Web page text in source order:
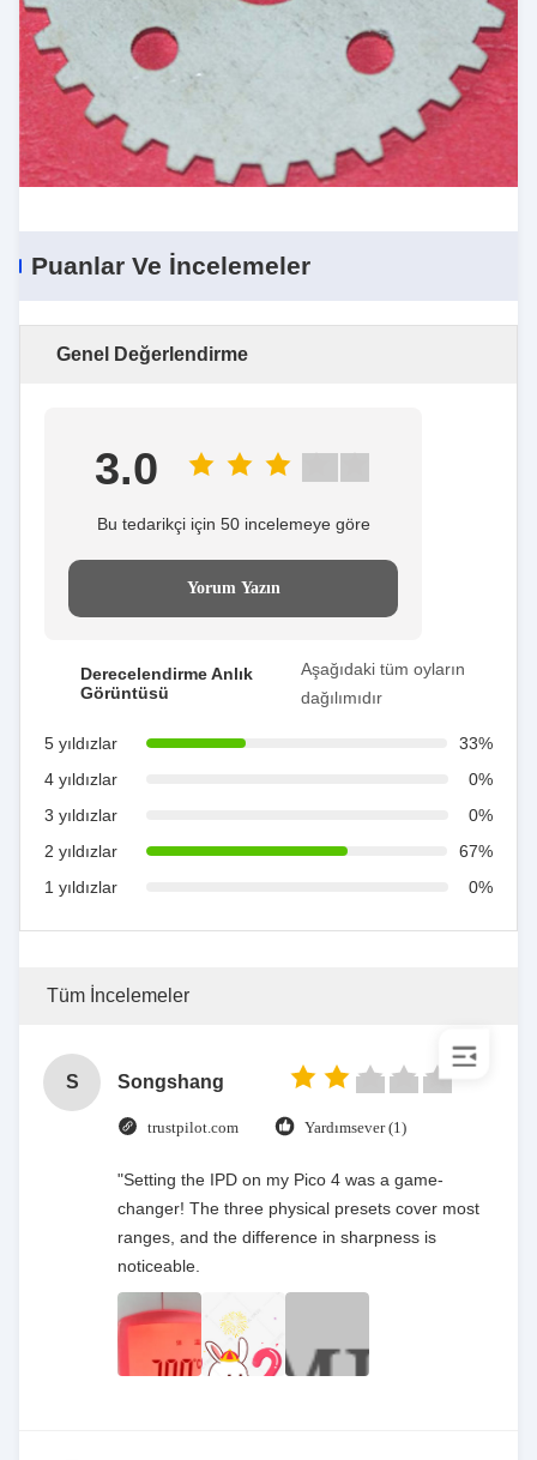
Puanlar Ve İncelemeler
Genel Değerlendirme
3.0
Bu tedarikçi için 50 incelemeye göre
Yorum Yazın
Derecelendirme Anlık
Görüntüsü
Aşağıdaki tüm oyların
dağılımıdır
5 yıldızlar
33%
4 yıldızlar
0%
3 yıldızlar
0%
2 yıldızlar
67%
1 yıldızlar
0%
Tüm İncelemeler
S Songshang
trustpilot.com Yardımsever (1)
"Setting the IPD on my Pico 4 was a game-
changer! The three physical presets cover most
ranges, and the difference in sharpness is
noticeable.